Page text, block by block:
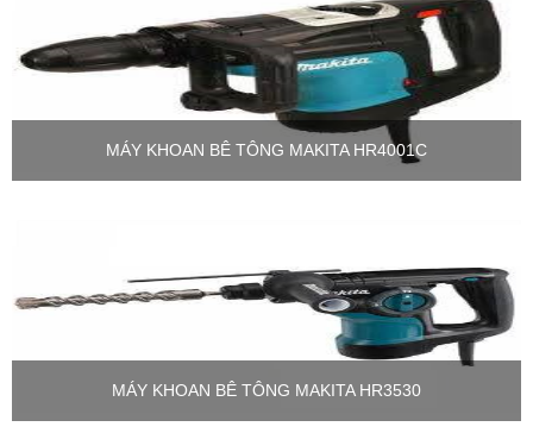
MÁY KHOAN BÊ TÔNG MAKITA HR4001C
MÁY KHOAN BÊ TÔNG MAKITA HR3530